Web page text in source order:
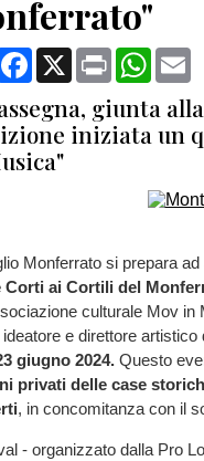
Facebook
X Print
giunta
iniziata un
Monferrato si prepara
Corti ai Cortili del
culturale Mov in
e direttore
giugno 2024. Questo
privati delle case
, in concomitanza con il
- organizzato dalla Pro